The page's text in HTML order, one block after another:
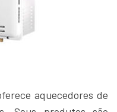
aquecedores de